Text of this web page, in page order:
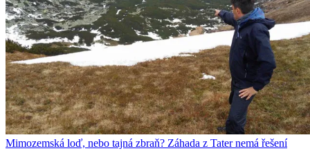
Mimozemská loď, nebo tajná zbraň? Záhada z Tater nemá řešení